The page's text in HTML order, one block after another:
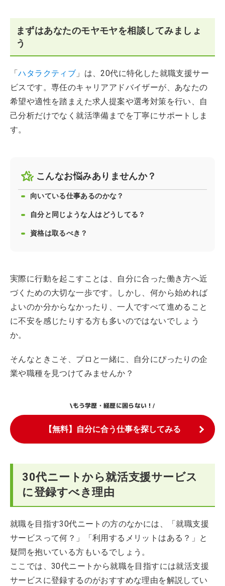
まずはあなたのモヤモヤを相談してみましょ
う
「ハタラクティブ 」は、20代に特化した就職支援サー
ビスです。専任のキャリアアドバイザーが、あなたの
希望や適性を踏まえた求人提案や選考対策を行い、自
己分析だけでなく就活準備までを丁寧にサポートしま
す。
こんなお悩みありませんか？
向いている仕事あるのかな？
自分と同じような人はどうしてる？
資格は取るべき？
実際に行動を起こすことは、自分に合った働き方へ近
づくための大切な一歩です。しかし、何から始めれば
よいのか分からなかったり、一人ですべて進めること
に不安を感じたりする方も多いのではないでしょう
か。
そんなときこそ、プロと一緒に、自分にぴったりの企
業や職種を見つけてみませんか？
\もう学歴・経歴に困らない！/
【無料】自分に合う仕事を探してみる
30代ニートから就活支援サービス
に登録すべき理由
就職を目指す30代ニートの方のなかには、「就職支援
サービスって何？」「利用するメリットはある？」と
疑問を抱いている方もいるでしょう。
ここでは、30代ニートから就職を目指すには就活支援
サービスに登録するのがおすすめな理由を解説してい